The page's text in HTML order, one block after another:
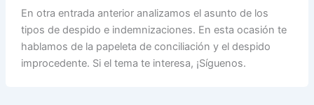
En otra entrada anterior analizamos el asunto de los
tipos de despido e indemnizaciones. En esta ocasión te
hablamos de la papeleta de conciliación y el despido
improcedente. Si el tema te interesa, ¡Síguenos.